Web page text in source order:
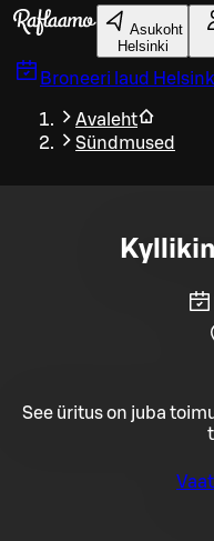
Liigu peamise sisu juurde
Asukoht
Helsinki
Broneeri laud
Avaleht
Sündmused
See üritus on juba